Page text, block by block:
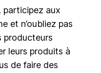
participez aux
et n’oubliez pas
producteurs
leurs produits à
de faire des